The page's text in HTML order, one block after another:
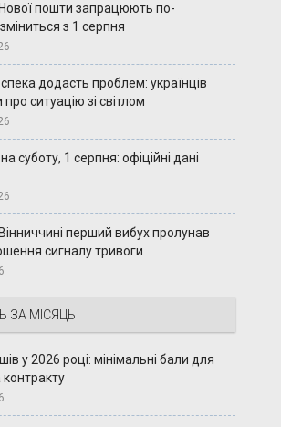
Нової пошти запрацюють по-
з 1 серпня
додасть проблем: українців
ситуацію зі світлом
суботу, 1 серпня: офіційні дані
Вінниччині перший вибух пролунав
сигналу тривоги
ЗА МІСЯЦЬ
у 2026 році: мінімальні бали для